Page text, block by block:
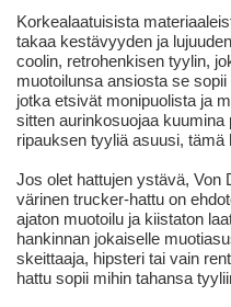
Korkealaatuisista
takaa kestävyyden ja
coolin, retrohenkisen tyylin,
muotoilunsa ansiosta se
jotka etsivät monipuolista ja
sitten aurinkosuojaa kuumina
ripauksen tyyliä asuusi, tämä
Jos olet hattujen ystävä, Von
värinen trucker-hattu on
ajaton muotoilu ja kiistaton
hankinnan jokaiselle
skeittaaja, hipsteri tai vain
hattu sopii mihin tahansa